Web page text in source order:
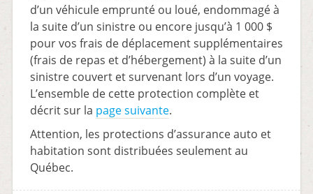
d’un véhicule emprunté ou loué, endommagé à
la suite d’un sinistre ou encore jusqu’à 1 000 $
pour vos frais de déplacement supplémentaires
(frais de repas et d’hébergement) à la suite d’un
sinistre couvert et survenant lors d’un voyage.
L’ensemble de cette protection complète et
décrit sur la page suivante.
Attention, les protections d’assurance auto et
habitation sont distribuées seulement au
Québec.